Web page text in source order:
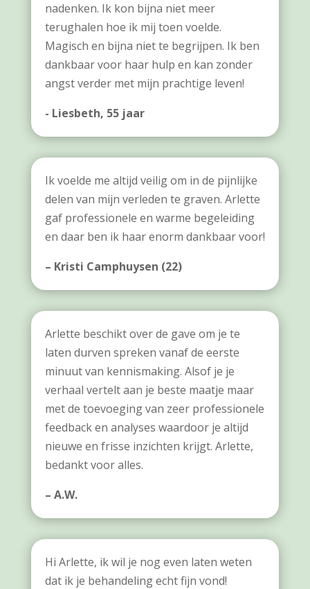
nadenken. Ik kon bijna niet meer
terughalen hoe ik mij toen voelde.
Magisch en bijna niet te begrijpen. Ik ben
dankbaar voor haar hulp en kan zonder
angst verder met mijn prachtige leven!
- Liesbeth, 55 jaar
Ik voelde me altijd veilig om in de pijnlijke
delen van mijn verleden te graven. Arlette
gaf professionele en warme begeleiding
en daar ben ik haar enorm dankbaar voor!
– Kristi Camphuysen (22)
Arlette beschikt over de gave om je te
laten durven spreken vanaf de eerste
minuut van kennismaking. Alsof je je
verhaal vertelt aan je beste maatje maar
met de toevoeging van zeer professionele
feedback en analyses waardoor je altijd
nieuwe en frisse inzichten krijgt. Arlette,
bedankt voor alles.
– A.W.
Hi Arlette, ik wil je nog even laten weten
dat ik je behandeling echt fijn vond!